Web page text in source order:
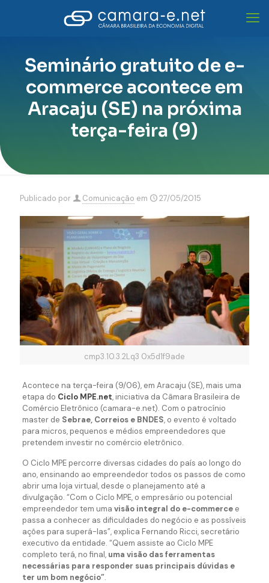
Seminário gratuito de e-
commerce acontece em
Aracaju (SE) na próxima
terça-feira (9)
Publicado por Comunicação em 27/05/2015
cmp3.10.3.2Lq3 0x5d1f9ade
Acontece na terça-feira (9/06), em Aracaju (SE), mais uma
etapa do Ciclo MPE.net, iniciativa da Câmara Brasileira de
Comércio Eletrônico (camara-e.net). Com o patrocínio
master de Sebrae, Correios e BNDES, o evento é voltado
para micros, pequenos e médios empreendedores que
pretendem investir no comércio eletrônico.
O Ciclo MPE percorre diversas cidades do país ao longo do
ano, ensinando ao empreendedor todos os passos de como
abrir uma loja virtual, desde o planejamento até a
divulgação. “Com o Ciclo MPE, o empresário ou potencial
empreendedor tem uma visão integral do e-commercee
passa a conhecer as dificuldades do negócio e as possíveis
ações para superá-las”, explica Fernando Ricci, secretário
executivo da entidade. “Quem assiste ao Ciclo MPE
completo terá, no final, uma visão das ferramentas
necessárias para responder suas principais dúvidas e
ter um bom negócio”.